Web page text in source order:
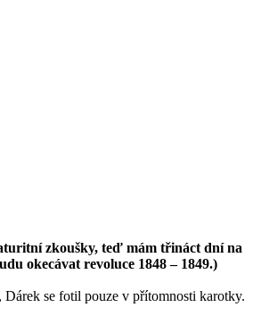
zkoušky, teď mám třináct dní na
okecávat revoluce 1848 – 1849.)
se fotil pouze v přítomnosti karotky.